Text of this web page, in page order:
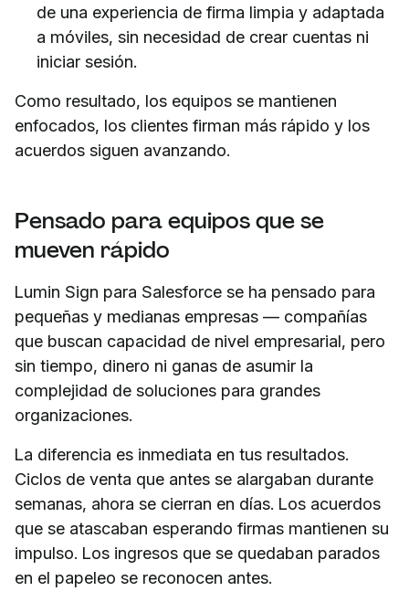
de una experiencia de firma limpia y adaptada
a móviles, sin necesidad de crear cuentas ni
iniciar sesión.
Como resultado, los equipos se mantienen
enfocados, los clientes firman más rápido y los
acuerdos siguen avanzando.
Pensado para equipos que se
mueven rápido
Lumin Sign para Salesforce se ha pensado para
pequeñas y medianas empresas — compañías
que buscan capacidad de nivel empresarial, pero
sin tiempo, dinero ni ganas de asumir la
complejidad de soluciones para grandes
organizaciones.
La diferencia es inmediata en tus resultados.
Ciclos de venta que antes se alargaban durante
semanas, ahora se cierran en días. Los acuerdos
que se atascaban esperando firmas mantienen su
impulso. Los ingresos que se quedaban parados
en el papeleo se reconocen antes.